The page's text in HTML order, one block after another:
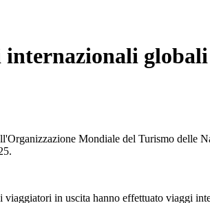
globali
Mondiale del Turismo delle
in uscita hanno effettuato viaggi